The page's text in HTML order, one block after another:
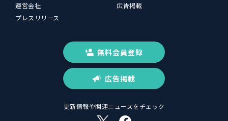
運営会社
広告掲載
プレスリリース
無料会員登録
広告掲載
更新情報や関連ニュースをチェック